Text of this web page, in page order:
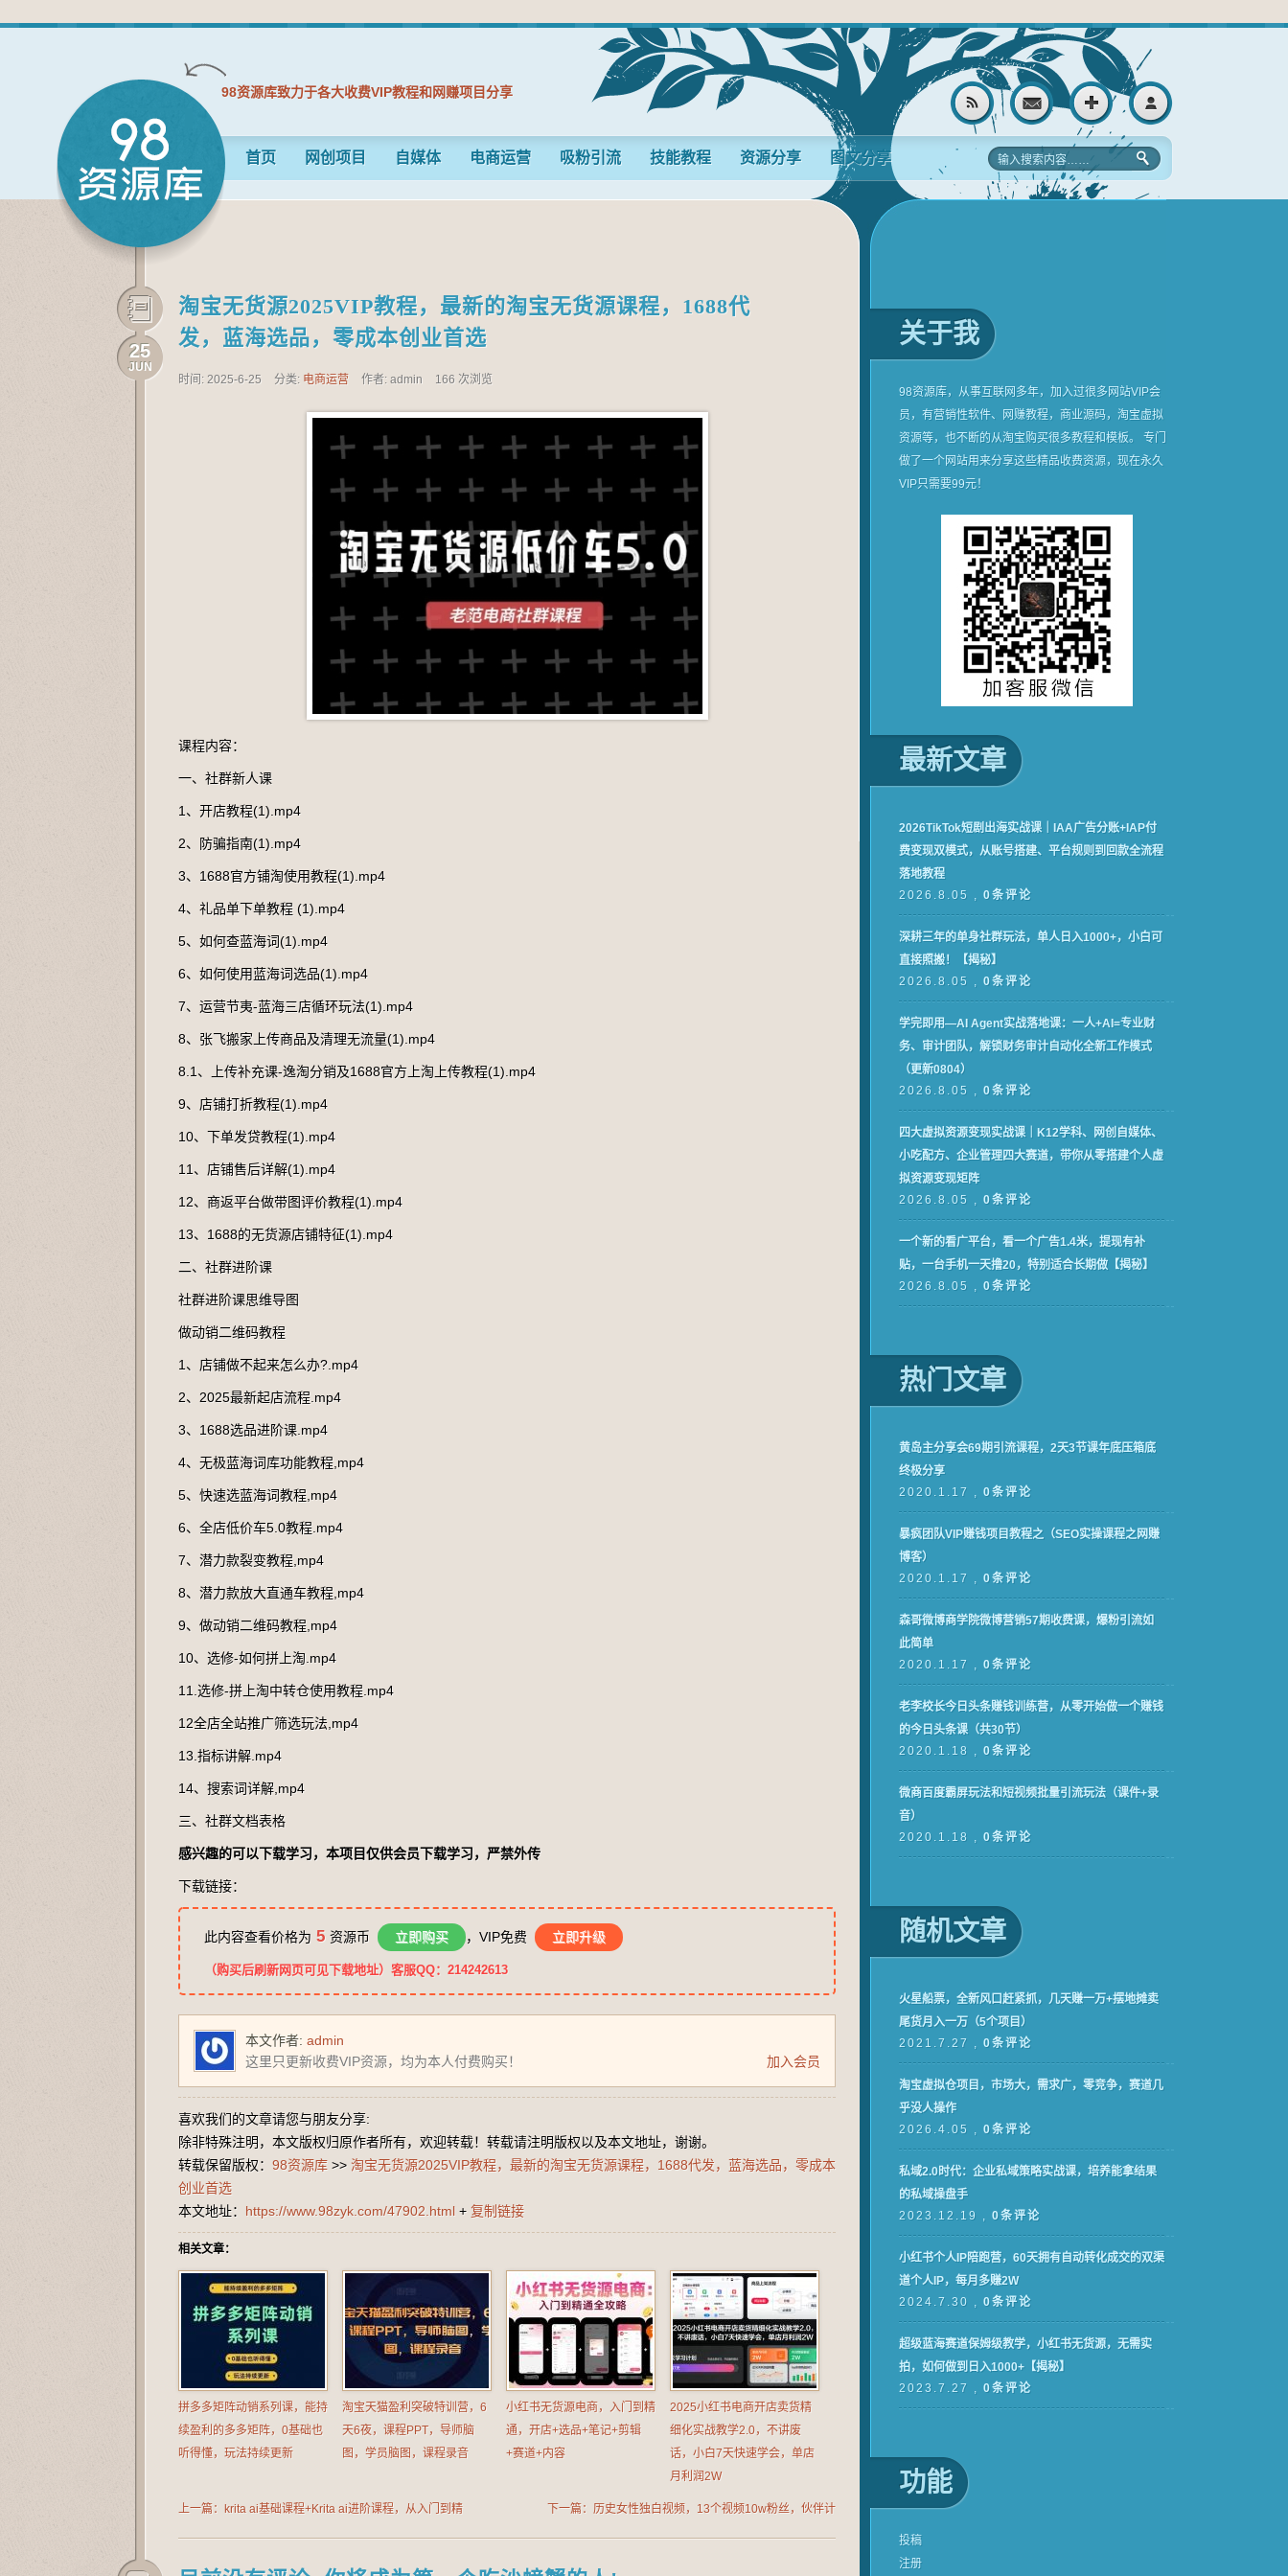
98资源库致力于各大收费VIP教程和网赚项目分享
首页 网创项目 自媒体 电商运营 吸粉引流 技能教程 资源分享 图文分享
25
JUN
淘宝无货源2025VIP教程，​最新的淘宝无货源课程，1688代
发，蓝海选品，零成本创业首选
时间: 2025-6-25 分类: 电商运营 作者: admin 166 次浏览
课程内容：
一、社群新人课
1、开店教程(1).mp4
2、防骗指南(1).mp4
3、1688官方铺淘使用教程(1).mp4
4、礼品单下单教程 (1).mp4
5、如何查蓝海词(1).mp4
6、如何使用蓝海词选品(1).mp4
7、运营节夷-蓝海三店循环玩法(1).mp4
8、张飞搬家上传商品及清理无流量(1).mp4
8.1、上传补充课-逸淘分销及1688官方上淘上传教程(1).mp4
9、店铺打折教程(1).mp4
10、下单发贷教程(1).mp4
11、店铺售后详解(1).mp4
12、商返平台做带图评价教程(1).mp4
13、1688的无货源店铺特征(1).mp4
二、社群进阶课
社群进阶课思维导图
做动销二维码教程
1、店铺做不起来怎么办?.mp4
2、2025最新起店流程.mp4
3、1688选品进阶课.mp4
4、无极蓝海词库功能教程,mp4
5、快速选蓝海词教程,mp4
6、全店低价车5.0教程.mp4
7、潜力款裂变教程,mp4
8、潜力款放大直通车教程,mp4
9、做动销二维码教程,mp4
10、选修-如何拼上淘.mp4
11.选修-拼上淘中转仓使用教程.mp4
12全店全站推广筛选玩法,mp4
13.指标讲解.mp4
14、搜索词详解,mp4
三、社群文档表格
感兴趣的可以下载学习，本项目仅供会员下载学习，严禁外传
下载链接：
此内容查看价格为 5 资源币 立即购买 ，VIP免费 立即升级
（购买后刷新网页可见下载地址）客服QQ：214242613
本文作者: admin
这里只更新收费VIP资源，均为本人付费购买！
加入会员
喜欢我们的文章请您与朋友分享:
除非特殊注明，本文版权归原作者所有，欢迎转载！转载请注明版权以及本文地址，谢谢。
转载保留版权： 98资源库 >> 淘宝无货源2025VIP教程，​最新的淘宝无货源课程，1688代发，蓝海选品，零成本
创业首选
本文地址： https://www.98zyk.com/47902.html + 复制链接
相关文章：
拼多多矩阵动销系列课，能持
续盈利的多多矩阵，0基础也
听得懂，玩法持续更新
淘宝天猫盈利突破特训营，6
天6夜，课程PPT，导师脑
图，学员脑图，课程录音
小红书无货源电商，入门到精
通，开店+选品+笔记+剪辑
+赛道+内容
2025小红书电商开店卖货精
细化实战教学2.0，不讲废
话，小白7天快速学会，单店
月利润2W
上一篇：krita ai基础课程+Krita ai进阶课程，从入门到精
下一篇：历史女性独白视频，13个视频10w粉丝，伙伴计
关于我
98资源库，从事互联网多年，加入过很多网站VIP会
员，有营销性软件、网赚教程，商业源码，淘宝虚拟
资源等，也不断的从淘宝购买很多教程和模板。 专门
做了一个网站用来分享这些精品收费资源，现在永久
VIP只需要99元！
最新文章
2026TikTok短剧出海实战课｜IAA广告分账+IAP付
费变现双模式，从账号搭建、平台规则到回款全流程
落地教程
2026.8.05 , 0条评论
深耕三年的单身社群玩法，单人日入1000+，小白可
直接照搬！【揭秘】
2026.8.05 , 0条评论
学完即用—AI Agent实战落地课：一人+AI=专业财
务、审计团队，解锁财务审计自动化全新工作模式
（更新0804）
2026.8.05 , 0条评论
四大虚拟资源变现实战课｜K12学科、网创自媒体、
小吃配方、企业管理四大赛道，带你从零搭建个人虚
拟资源变现矩阵
2026.8.05 , 0条评论
一个新的看广平台，看一个广告1.4米，提现有补
贴，一台手机一天撸20，特别适合长期做【揭秘】
2026.8.05 , 0条评论
热门文章
黄岛主分享会69期引流课程，2天3节课年底压箱底
终极分享
2020.1.17 , 0条评论
暴疯团队VIP赚钱项目教程之（SEO实操课程之网赚
博客）
2020.1.17 , 0条评论
森哥微博商学院微博营销57期收费课，爆粉引流如
此简单
2020.1.17 , 0条评论
老李校长今日头条赚钱训练营，从零开始做一个赚钱
的今日头条课（共30节）
2020.1.18 , 0条评论
微商百度霸屏玩法和短视频批量引流玩法（课件+录
音）
2020.1.18 , 0条评论
随机文章
火星船票，全新风口赶紧抓，几天赚一万+摆地摊卖
尾货月入一万（5个项目）
2021.7.27 , 0条评论
淘宝虚拟仓项目，市场大，需求广，零竞争，赛道几
乎没人操作
2026.4.05 , 0条评论
私域2.0时代：企业私域策略实战课，培养能拿结果
的私域操盘手
2023.12.19 , 0条评论
小红书个人IP陪跑营，60天拥有自动转化成交的双渠
道个人IP，每月多赚2W
2024.7.30 , 0条评论
超级蓝海赛道保姆级教学，小红书无货源，无需实
拍，如何做到日入1000+【揭秘】
2023.7.27 , 0条评论
功能
投稿
注册